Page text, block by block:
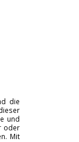
die
und
oder
Mit